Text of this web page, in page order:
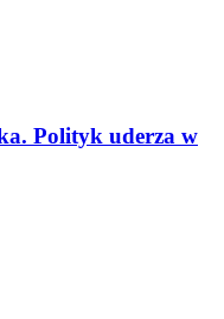
Polityk uderza w